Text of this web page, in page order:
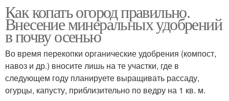
Как копать огород правильно.
Внесение минеральных удобрений
в почву осенью
Во время перекопки органические удобрения (компост,
навоз и др.) вносите лишь на те участки, где в
следующем году планируете выращивать рассаду,
огурцы, капусту, приблизительно по ведру на 1 кв. м.